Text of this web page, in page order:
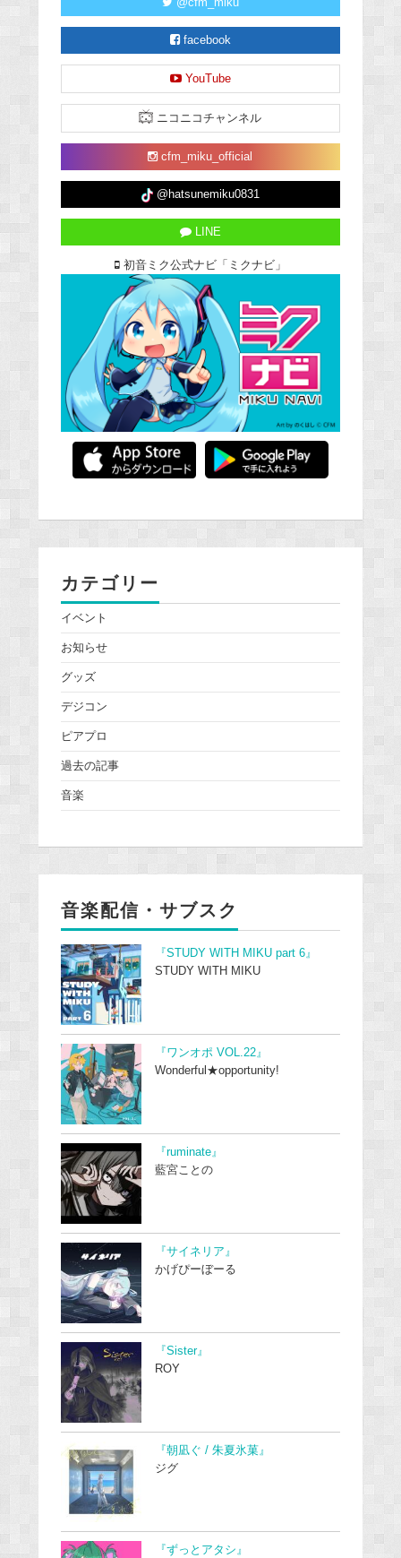
@cfm_miku
facebook
YouTube
ニコニコチャンネル
cfm_miku_official
@hatsunemiku0831
LINE
初音ミク公式ナビ「ミクナビ」
カテゴリー
イベント
お知らせ
グッズ
デジコン
ピアプロ
過去の記事
音楽
音楽配信・サブスク
『STUDY WITH MIKU part 6』
STUDY WITH MIKU
『ワンオポ VOL.22』
Wonderful★opportunity!
『ruminate』
藍宮ことの
『サイネリア』
かげぴーぼーる
『Sister』
ROY
『朝凪ぐ / 朱夏氷菓』
ジグ
『ずっとアタシ』